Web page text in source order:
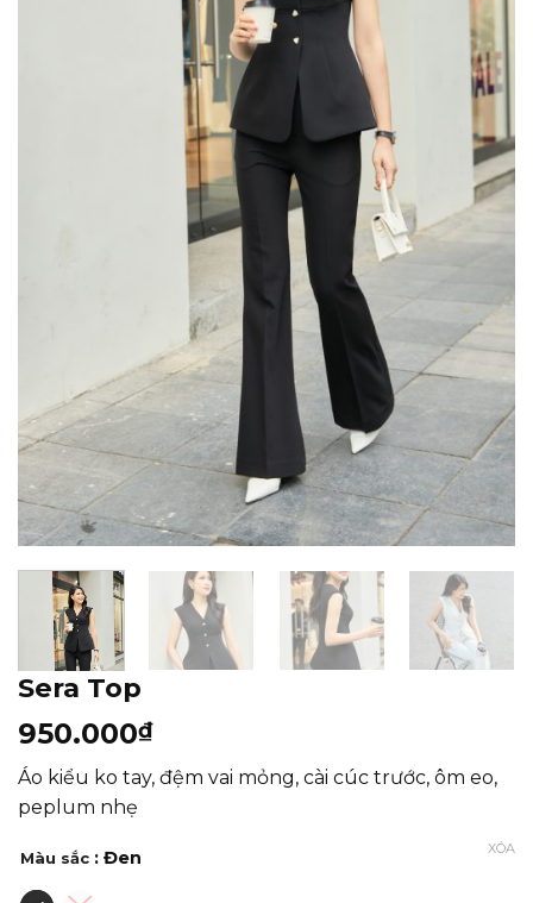
Sera Top
950.000₫
Áo kiểu ko tay, đệm vai mỏng, cài cúc trước, ôm eo,
peplum nhẹ
Màu sắc : Đen XÓA